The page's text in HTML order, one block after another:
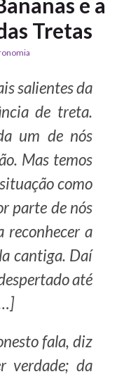
e a
Tretas
salientes da
de treta.
um de nós
Mas temos
como
parte de nós
reconhecer a
cantiga. Daí
até
fala, diz
verdade; da